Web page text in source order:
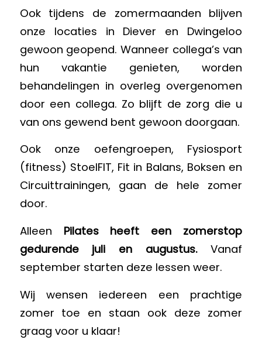
Ook tijdens de zomermaanden blijven
onze locaties in Diever en Dwingeloo
gewoon geopend. Wanneer collega’s van
hun vakantie genieten, worden
behandelingen in overleg overgenomen
door een collega. Zo blijft de zorg die u
van ons gewend bent gewoon doorgaan.
Ook onze oefengroepen, Fysiosport
(fitness) StoelFIT, Fit in Balans, Boksen en
Circuittrainingen, gaan de hele zomer
door.
Alleen Pilates heeft een zomerstop
gedurende juli en augustus.Vanaf
september starten deze lessen weer.
Wij wensen iedereen een prachtige
zomer toe en staan ook deze zomer
graag voor u klaar!